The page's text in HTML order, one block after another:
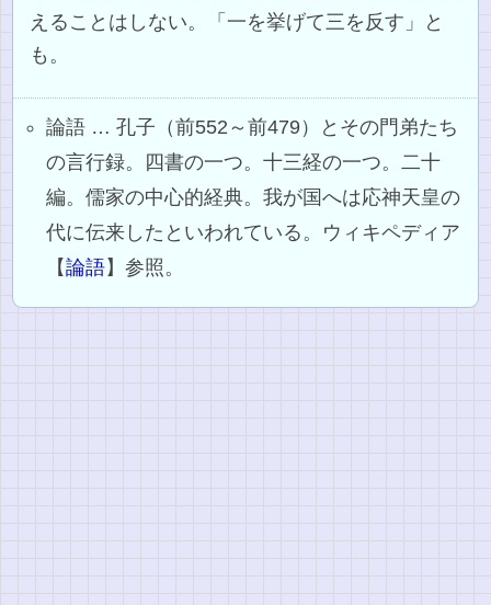
えることはしない。「一を挙げて三を反す」と
も。
論語 … 孔子（前552～前479）とその門弟たち
の言行録。四書の一つ。十三経の一つ。二十
編。儒家の中心的経典。我が国へは応神天皇の
代に伝来したといわれている。ウィキペディア
【論語】参照。